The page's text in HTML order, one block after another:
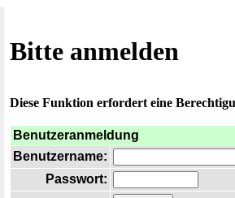
Bitte anmelden
Diese Funktion erfordert eine
Benutzeranmeldung
Benutzername:
Passwort: